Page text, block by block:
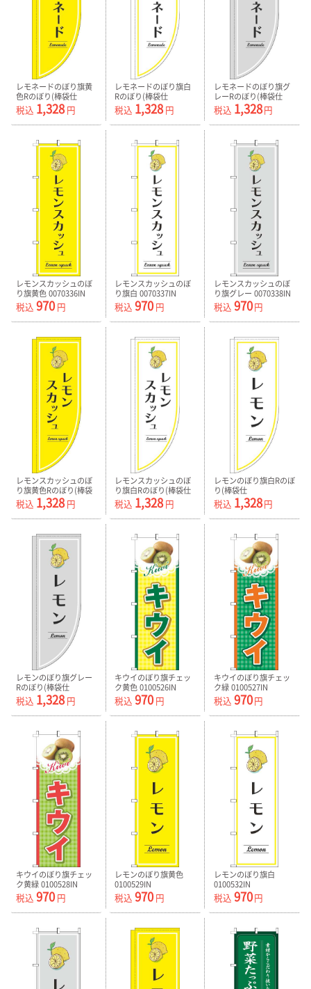
レモネードのぼり旗黄
色Rのぼり(棒袋仕
様)-0070345RIN
税込 1,328 円
レモネードのぼり旗白
Rのぼり(棒袋仕
様)-0070346RIN
税込 1,328円
レモネードのぼり旗グ
レーRのぼり(棒袋仕
様)-0070347RIN
税込 1,328円
レモンスカッシュのぼ
り旗黄色 0070336IN
税込 970 円
レモンスカッシュのぼ
り旗白 0070337IN
税込 970円
レモンスカッシュのぼ
り旗グレー 0070338IN
税込 970円
レモンスカッシュのぼ
り旗黄色Rのぼり(棒袋
仕様)-0070339RIN
税込 1,328 円
レモンスカッシュのぼ
り旗白Rのぼり(棒袋仕
様)-0070340RIN
税込 1,328円
レモンのぼり旗白Rのぼ
り(棒袋仕
様)-0100535RIN
税込 1,328円
レモンのぼり旗グレー
Rのぼり(棒袋仕
様)-0100537RIN
税込 1,328 円
キウイのぼり旗チェッ
ク黄色 0100526IN
税込 970円
キウイのぼり旗チェッ
ク緑 0100527IN
税込 970円
キウイのぼり旗チェッ
ク黄緑 0100528IN
税込 970 円
レモンのぼり旗黄色
0100529IN
税込 970円
レモンのぼり旗白
0100532IN
税込 970円